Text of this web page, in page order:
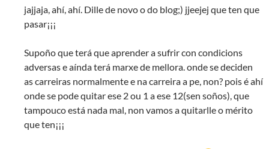
jajjaja, ahí, ahí. Dille de novo o do blog;) jjeejej que ten que
pasar¡¡¡
Supoño que terá que aprender a sufrir con condicions
adversas e aínda terá marxe de mellora. onde se deciden
as carreiras normalmente e na carreira a pe, non? pois é ahí
onde se pode quitar ese 2 ou 1 a ese 12(sen soños), que
tampouco está nada mal, non vamos a quitarlle o mérito
que ten¡¡¡